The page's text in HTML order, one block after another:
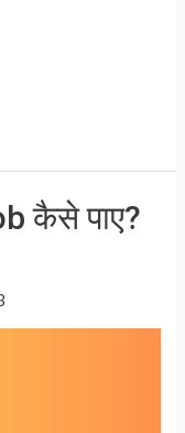
कैसे पाए?